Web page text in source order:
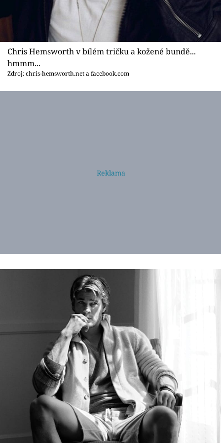
Chris Hemsworth v bílém tričku a kožené bundě...
hmmm...
Zdroj: chris-hemsworth.net a facebook.com